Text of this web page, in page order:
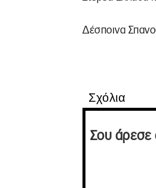
Δέσποινα
Σχόλια
Σου άρεσε